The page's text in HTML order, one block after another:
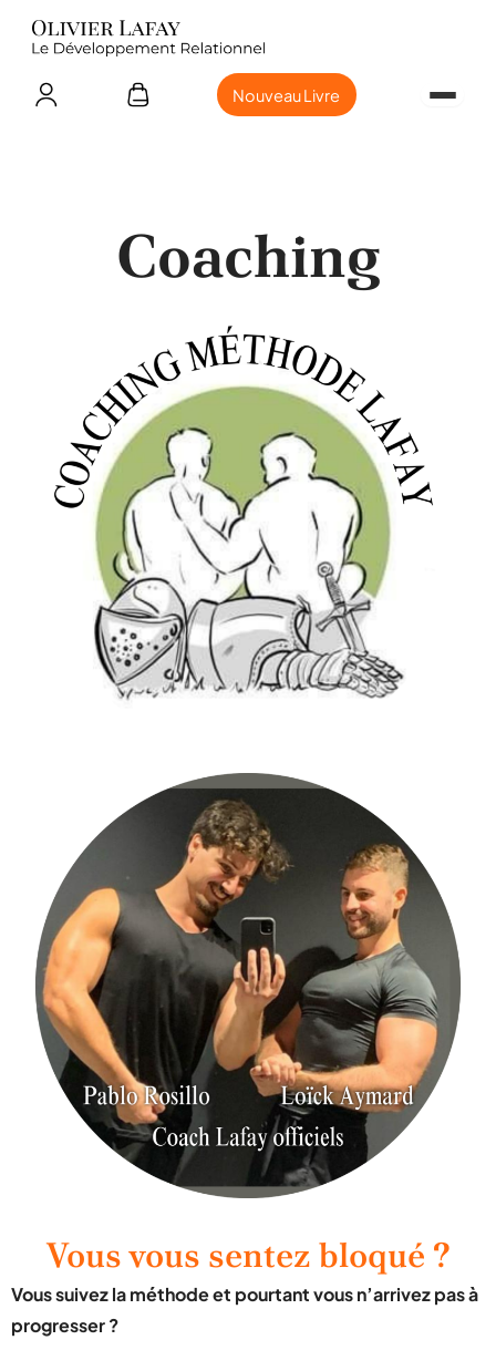
Nouveau Livre
Coaching
Vous vous sentez bloqué ?
Vous suivez la méthode et pourtant vous n’arrivez pas à
progresser ?